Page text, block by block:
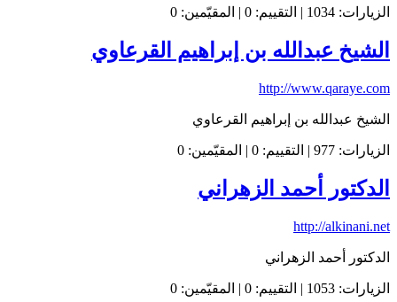
الزيارات: 1034 | التقييم: 0 | المقيّمين: 0
الشيخ عبدالله بن إبراهيم القرعاوي
http://www.qaraye.com
الشيخ عبدالله بن إبراهيم القرعاوي
الزيارات: 977 | التقييم: 0 | المقيّمين: 0
الدكتور أحمد الزهراني
http://alkinani.net
الدكتور أحمد الزهراني
الزيارات: 1053 | التقييم: 0 | المقيّمين: 0